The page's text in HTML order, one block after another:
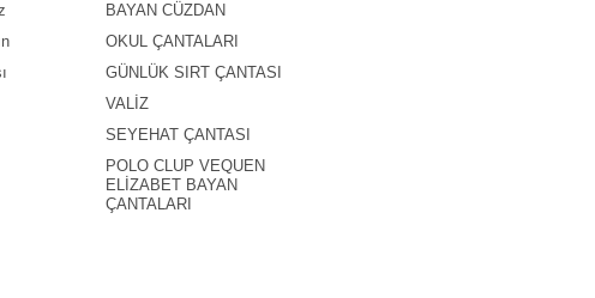
BAYAN CÜZDAN
OKUL ÇANTALARI
GÜNLÜK SIRT ÇANTASI
VALİZ
SEYEHAT ÇANTASI
POLO CLUP VEQUEN
ELİZABET BAYAN
ÇANTALARI